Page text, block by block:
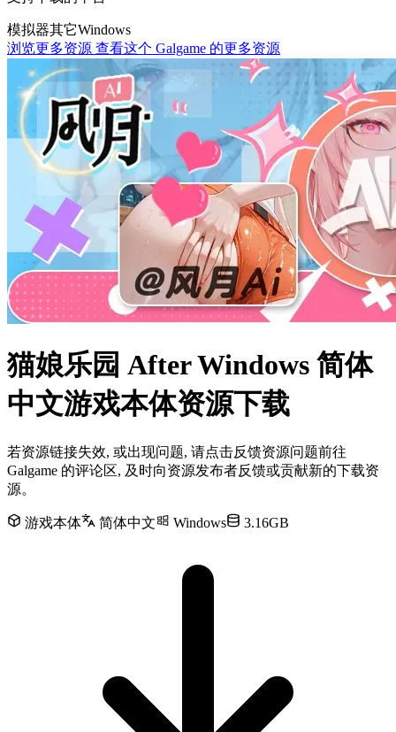
模拟器其它Windows
浏览更多资源 查看这个 Galgame 的更多资源
猫娘乐园 After Windows 简体
中文游戏本体资源下载
若资源链接失效, 或出现问题, 请点击反馈资源问题前往
Galgame 的评论区, 及时向资源发布者反馈或贡献新的下载资
源。
游戏本体 简体中文 Windows 3.16GB